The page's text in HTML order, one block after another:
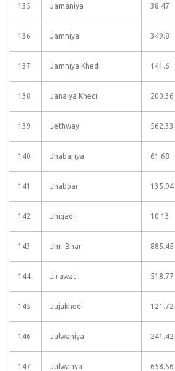
135 Jamaniya 38.47
136 Jamniya 349.8
137 Jamniya Khedi 141.6
138 Janaiya Khedi 200.36
139 Jethway 562.33
140 Jhabariya 61.68
141 Jhabbar 135.94
142 Jhigadi 10.13
143 Jhir Bhar 885.45
144 Jirawat 518.77
145 Jujakhedi 121.72
146 Julwaniya 241.42
147 Julwanya 658.56